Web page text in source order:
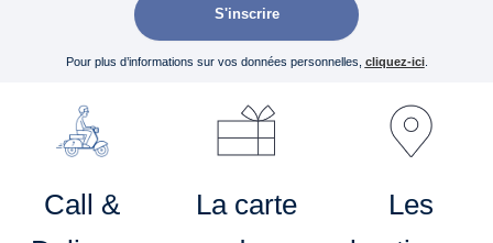
S'inscrire
Pour plus d’informations sur vos données personnelles, cliquez-ici.
Call &
La carte
Les